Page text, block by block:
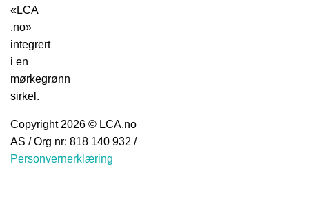
Copyright 2026 © LCA.no
AS / Org nr: 818 140 932 /
Personvernerklæring